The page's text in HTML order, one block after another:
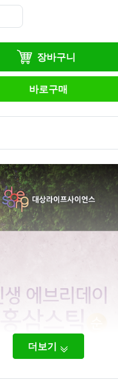
장바구니
바로구매
더보기